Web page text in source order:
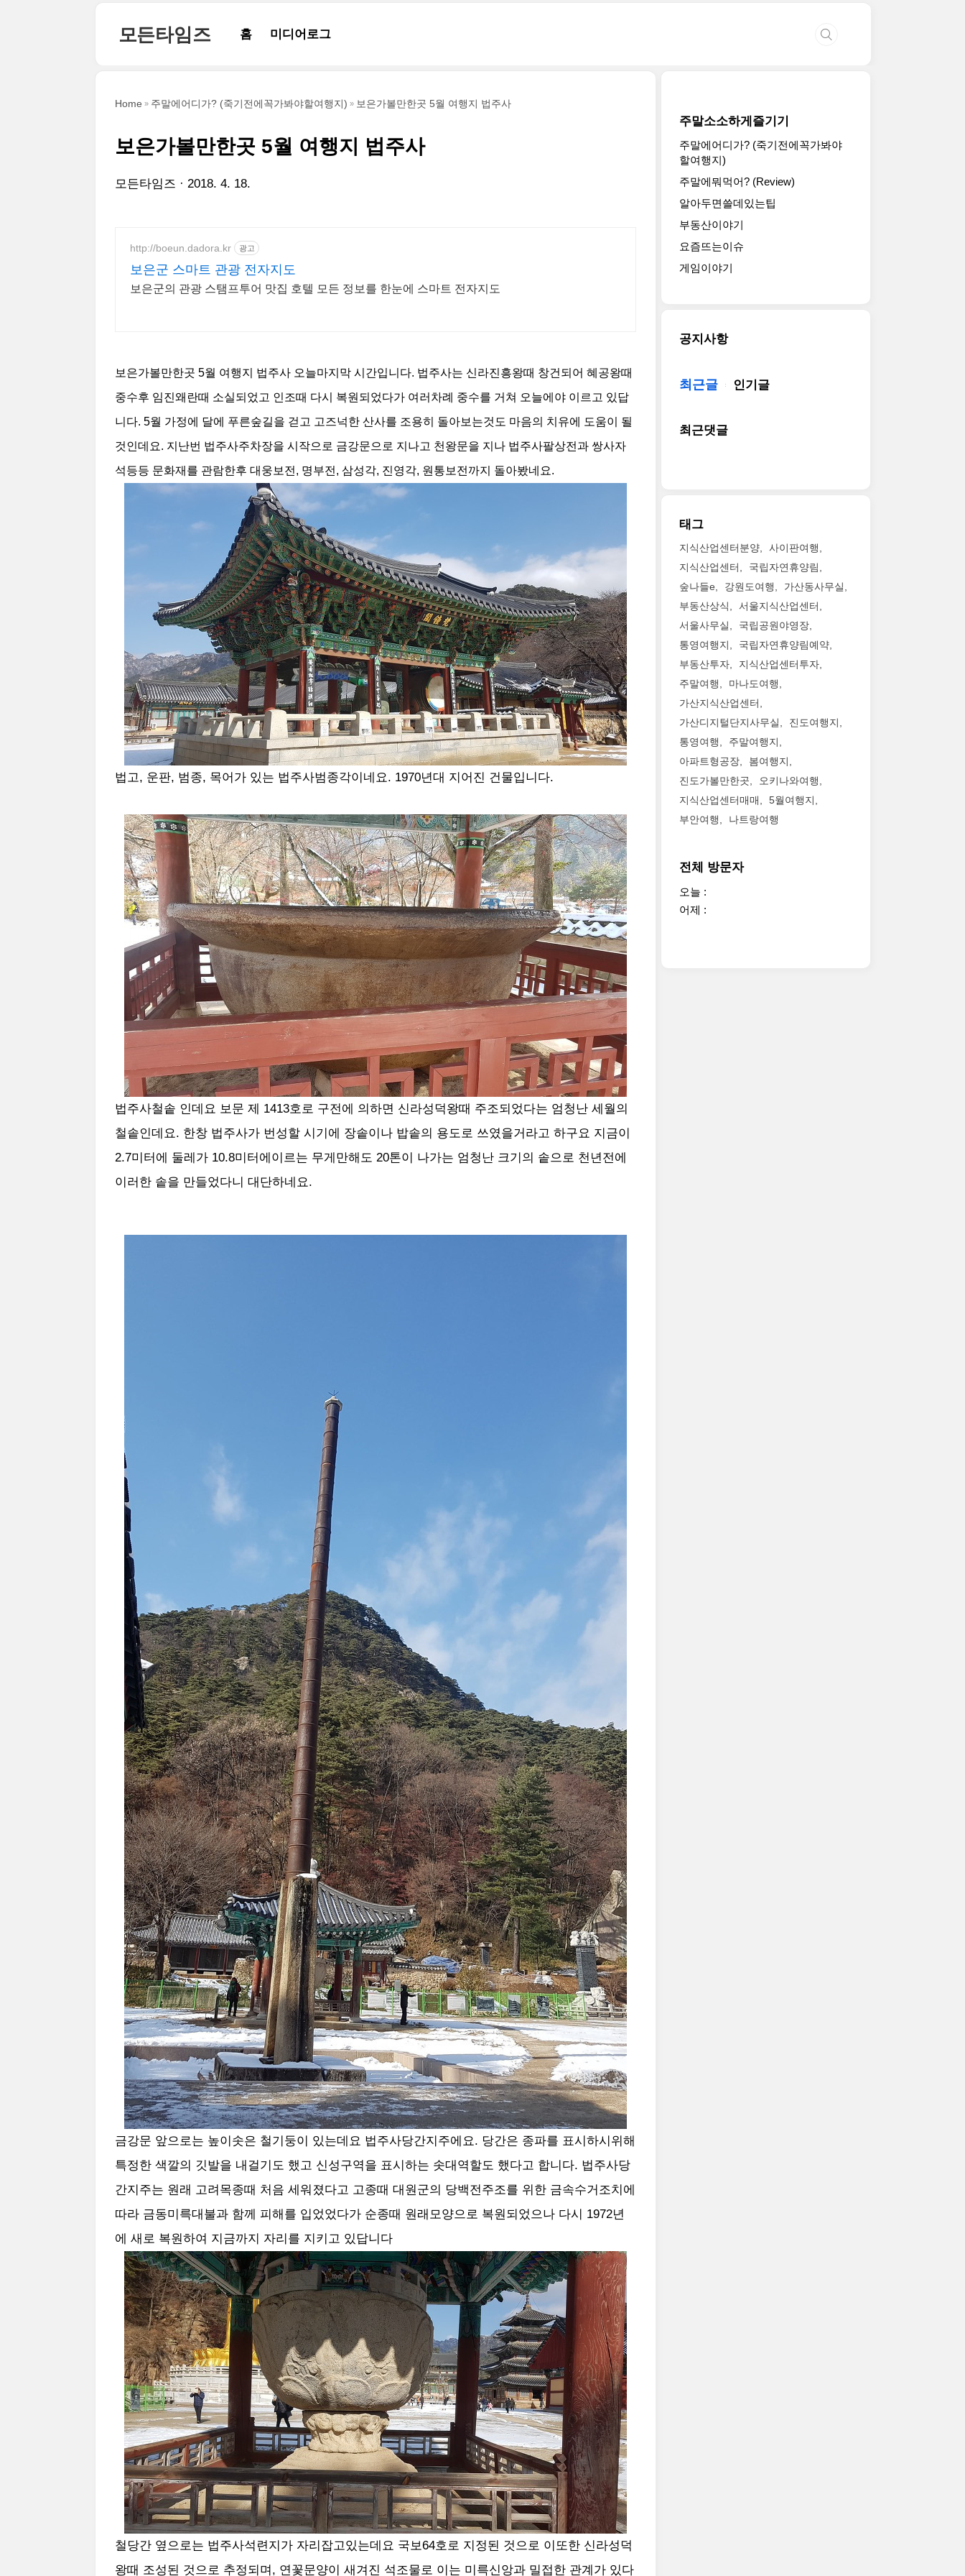
모든타임즈 홈 미디어로그
Home 주말에어디가? (죽기전에꼭가봐야할여행지) 보은가볼만한곳 5월 여행지 법주사
보은가볼만한곳 5월 여행지 법주사
모든타임즈 2018. 4. 18.
http://boeun.dadora.kr 광고
보은군 스마트 관광 전자지도
보은군의 관광 스탬프투어 맛집 호텔 모든 정보를 한눈에 스마트 전자지도
보은가볼만한곳 5월 여행지 법주사 오늘마지막 시간입니다. 법주사는 신라진흥왕때 창건되어 혜공왕때
중수후 임진왜란때 소실되었고 인조때 다시 복원되었다가 여러차례 중수를 거쳐 오늘에야 이르고 있답
니다. 5월 가정에 달에 푸른숲길을 걷고 고즈넉한 산사를 조용히 돌아보는것도 마음의 치유에 도움이 될
것인데요. 지난번 법주사주차장을 시작으로 금강문으로 지나고 천왕문을 지나 법주사팔상전과 쌍사자
석등등 문화재를 관람한후 대웅보전, 명부전, 삼성각, 진영각, 원통보전까지 돌아봤네요.
법고, 운판, 범종, 목어가 있는 법주사범종각이네요. 1970년대 지어진 건물입니다.
법주사철솥 인데요 보문 제 1413호로 구전에 의하면 신라성덕왕때 주조되었다는 엄청난 세월의
철솥인데요. 한창 법주사가 번성할 시기에 장솥이나 밥솥의 용도로 쓰였을거라고 하구요 지금이
2.7미터에 둘레가 10.8미터에이르는 무게만해도 20톤이 나가는 엄청난 크기의 솥으로 천년전에
이러한 솥을 만들었다니 대단하네요.
금강문 앞으로는 높이솟은 철기둥이 있는데요 법주사당간지주에요. 당간은 종파를 표시하시위해
특정한 색깔의 깃발을 내걸기도 했고 신성구역을 표시하는 솟대역할도 했다고 합니다. 법주사당
간지주는 원래 고려목종때 처음 세워졌다고 고종때 대원군의 당백전주조를 위한 금속수거조치에
따라 금동미륵대불과 함께 피해를 입었었다가 순종때 원래모양으로 복원되었으나 다시 1972년
에 새로 복원하여 지금까지 자리를 지키고 있답니다
철당간 옆으로는 법주사석련지가 자리잡고있는데요 국보64호로 지정된 것으로 이또한 신라성덕
왕때 조성된 것으로 추정되며, 연꽃문양이 새겨진 석조물로 이는 미륵신앙과 밀접한 관계가 있다
주말소소하게즐기기
주말에어디가? (죽기전에꼭가봐야
할여행지)
주말에뭐먹어? (Review)
알아두면쓸데있는팁
부동산이야기
요즘뜨는이슈
게임이야기
공지사항
최근글 인기글
최근댓글
태그
지식산업센터분양
사이판여행
지식산업센터
국립자연휴양림
숲나들e
강원도여행
가산동사무실
부동산상식
서울지식산업센터
서울사무실
국립공원야영장
통영여행지
국립자연휴양림예약
부동산투자
지식산업센터투자
주말여행
마나도여행
가산지식산업센터
가산디지털단지사무실
진도여행지
통영여행
주말여행지
아파트형공장
봄여행지
진도가볼만한곳
오키나와여행
지식산업센터매매
5월여행지
부안여행
나트랑여행
전체 방문자
오늘 :
어제 :